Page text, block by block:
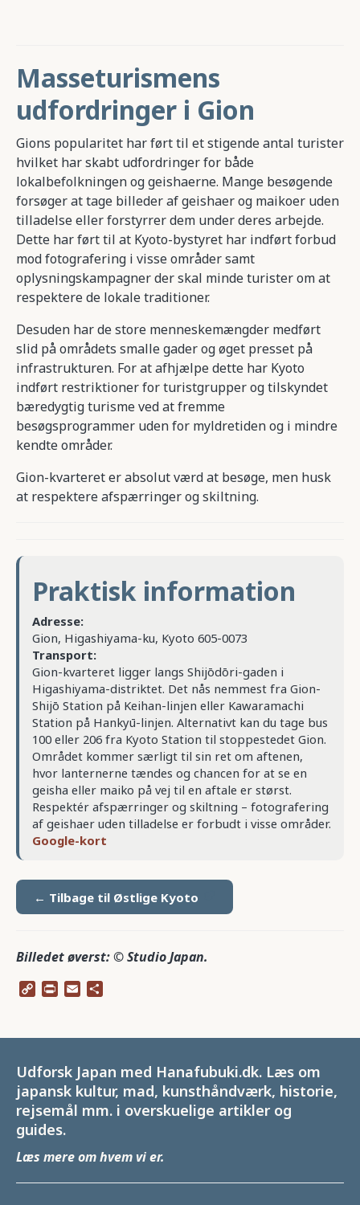
Masseturismens
udfordringer i Gion
Gions popularitet har ført til et stigende antal turister
hvilket har skabt udfordringer for både
lokalbefolkningen og geishaerne. Mange besøgende
forsøger at tage billeder af geishaer og maikoer uden
tilladelse eller forstyrrer dem under deres arbejde.
Dette har ført til at Kyoto-bystyret har indført forbud
mod fotografering i visse områder samt
oplysningskampagner der skal minde turister om at
respektere de lokale traditioner.
Desuden har de store menneskemængder medført
slid på områdets smalle gader og øget presset på
infrastrukturen. For at afhjælpe dette har Kyoto
indført restriktioner for turistgrupper og tilskyndet
bæredygtig turisme ved at fremme
besøgsprogrammer uden for myldretiden og i mindre
kendte områder.
Gion-kvarteret er absolut værd at besøge, men husk
at respektere afspærringer og skiltning.
Praktisk information
Adresse:
Gion, Higashiyama-ku, Kyoto 605-0073
Transport:
Gion-kvarteret ligger langs Shijōdōri-gaden i
Higashiyama-distriktet. Det nås nemmest fra Gion-
Shijō Station på Keihan-linjen eller Kawaramachi
Station på Hankyū-linjen. Alternativt kan du tage bus
100 eller 206 fra Kyoto Station til stoppestedet Gion.
Området kommer særligt til sin ret om aftenen,
hvor lanternerne tændes og chancen for at se en
geisha eller maiko på vej til en aftale er størst.
Respektér afspærringer og skiltning – fotografering
af geishaer uden tilladelse er forbudt i visse områder.
Google-kort
← Tilbage til Østlige Kyoto
Billedet øverst: © Studio Japan.
Copy Print Email
Udforsk Japan med Hanafubuki.dk. Læs om
japansk kultur, mad, kunsthåndværk, historie,
rejsemål mm. i overskuelige artikler og
guides.
Læs mere om hvem vi er.